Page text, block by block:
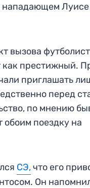
нападающем Луисе
вызова
как престижный.
приглашать
перед
по мнению
обоим поездку на
СЭ,что его
Он